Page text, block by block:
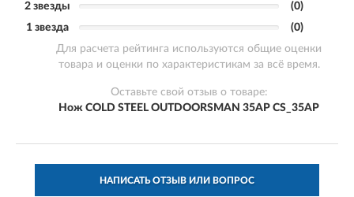
2 звезды
(0)
1 звезда
(0)
Для расчета рейтинга используются общие оценки
товара и оценки по характеристикам за всё время.
Оставьте свой отзыв о товаре:
Нож COLD STEEL OUTDOORSMAN 35AP CS_35AP
НАПИСАТЬ ОТЗЫВ ИЛИ ВОПРОС